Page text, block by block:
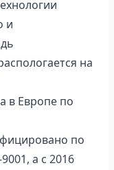
и
на
в Европе по
по
а с 2016